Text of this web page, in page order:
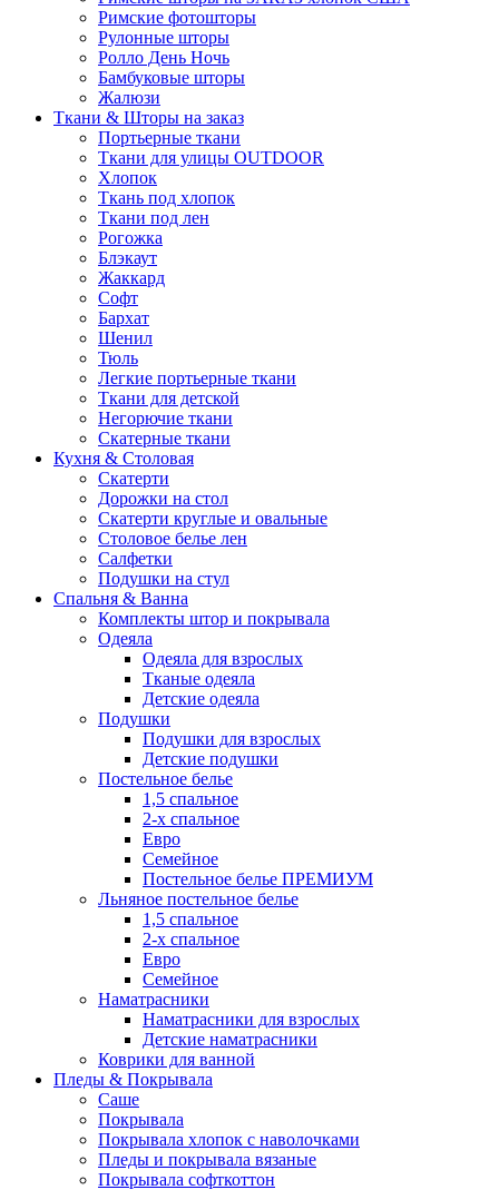
Римские фотошторы
Рулонные шторы
Ролло День Ночь
Бамбуковые шторы
Жалюзи
Ткани & Шторы на заказ
Портьерные ткани
Ткани для улицы OUTDOOR
Хлопок
Ткань под хлопок
Ткани под лен
Рогожка
Блэкаут
Жаккард
Софт
Бархат
Шенил
Тюль
Легкие портьерные ткани
Ткани для детской
Негорючие ткани
Скатерные ткани
Кухня & Столовая
Скатерти
Дорожки на стол
Скатерти круглые и овальные
Столовое белье лен
Салфетки
Подушки на стул
Спальня & Ванна
Комплекты штор и покрывала
Одеяла
Одеяла для взрослых
Тканые одеяла
Детские одеяла
Подушки
Подушки для взрослых
Детские подушки
Постельное белье
1,5 спальное
2-х спальное
Евро
Семейное
Постельное белье ПРЕМИУМ
Льняное постельное белье
1,5 спальное
2-х спальное
Евро
Семейное
Наматрасники
Наматрасники для взрослых
Детские наматрасники
Коврики для ванной
Пледы & Покрывала
Саше
Покрывала
Покрывала хлопок с наволочками
Пледы и покрывала вязаные
Покрывала софткоттон